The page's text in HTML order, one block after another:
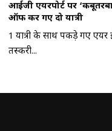
आईजी एयरपोर्ट पर
ऑफ कर गए दो यात्री
1 यात्री के साथ पकड़े गए एयर
तस्करी...